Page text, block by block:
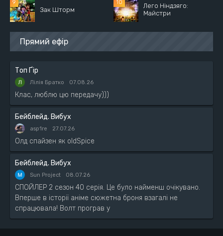
Зак Шторм
Лего Ніндзяго:
Майстри
Прямий ефір
Топ Ґір
Лілія Братко 07.08.26
Клас, люблю цю передачу)))
Бейблейд. Вибух
asp1re 27.07.26
Олд спайзен як oldSpice
Бейблейд. Вибух
Sun Project 08.07.26
СПОЙЛЕР 2 сезон 40 серія. Це було найменш очікувано.
Вперше в історії аніме сюжетна броня взагалі не
спрацювала! Волт програв у